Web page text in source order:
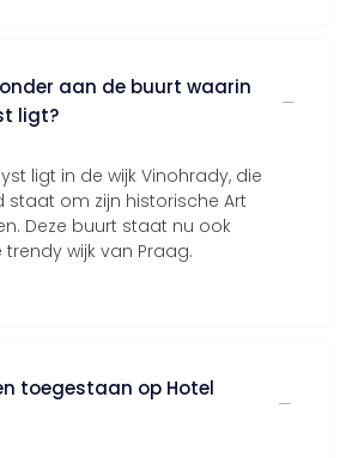
aan de buurt waarin
ligt?
ligt in de wijk Vinohrady, die
staat om zijn historische Art
Deze buurt staat nu ook
wijk van Praag.
toegestaan op Hotel